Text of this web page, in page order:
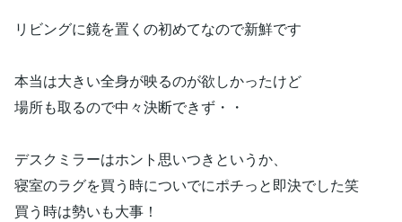
リビングに鏡を置くの初めてなので新鮮です
本当は大きい全身が映るのが欲しかったけど
場所も取るので中々決断できず・・
デスクミラーはホント思いつきというか、
寝室のラグを買う時についでにポチっと即決でした笑
買う時は勢いも大事！